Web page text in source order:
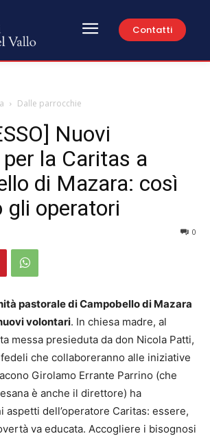
Contatti
Dalle parrocchie
Nuovi
la Caritas a
di Mazara: così
gli operatori
0
pastorale di Campobello di Mazara
volontari. In chiesa madre, al
messa presieduta da don Nicola Patti,
che collaboreranno alle iniziative
Girolamo Errante Parrino (che
è anche il direttore) ha
aspetti dell’operatore Caritas: essere,
va educata. Accogliere i bisognosi